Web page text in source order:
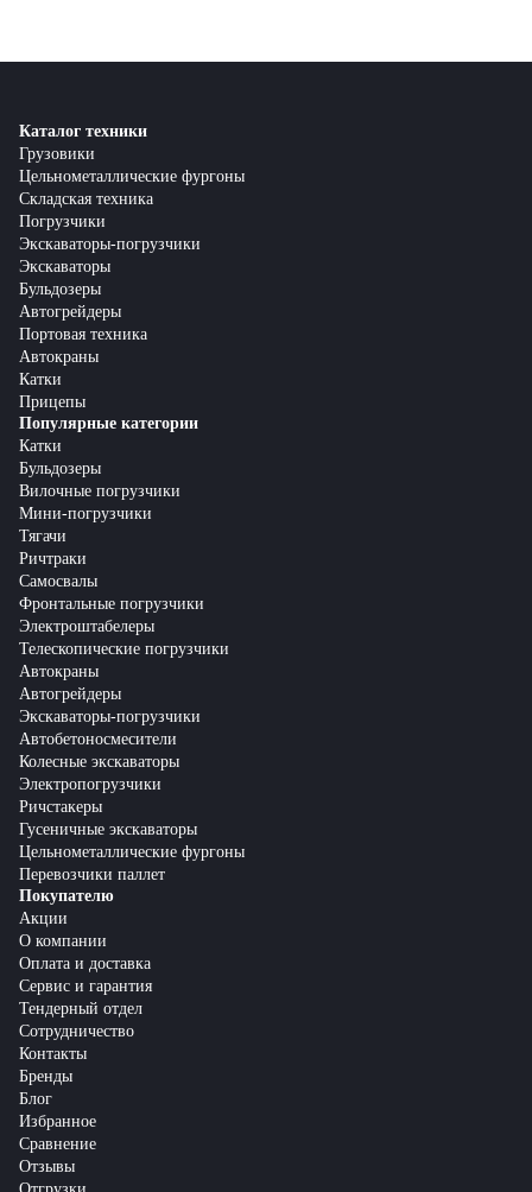
Каталог техники
Грузовики
Цельнометаллические фургоны
Складская техника
Погрузчики
Экскаваторы-погрузчики
Экскаваторы
Бульдозеры
Автогрейдеры
Портовая техника
Автокраны
Катки
Прицепы
Популярные категории
Катки
Бульдозеры
Вилочные погрузчики
Мини-погрузчики
Тягачи
Ричтраки
Самосвалы
Фронтальные погрузчики
Электроштабелеры
Телескопические погрузчики
Автокраны
Автогрейдеры
Экскаваторы-погрузчики
Автобетоносмесители
Колесные экскаваторы
Электропогрузчики
Ричстакеры
Гусеничные экскаваторы
Цельнометаллические фургоны
Перевозчики паллет
Покупателю
Акции
О компании
Оплата и доставка
Сервис и гарантия
Тендерный отдел
Сотрудничество
Контакты
Бренды
Блог
Избранное
Сравнение
Отзывы